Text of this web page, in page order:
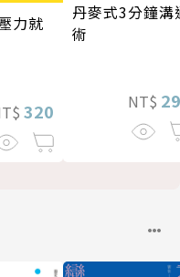
力就
320
丹麥式3分鐘溝
術
NT$